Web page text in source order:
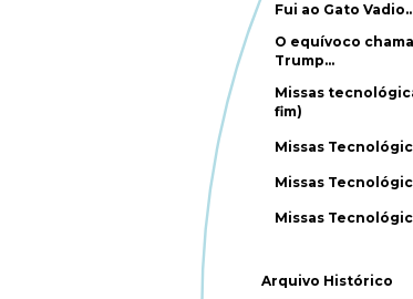
Fui ao Gato
O equívoco
Trump…
Missas
fim)
Missas
Missas
Missas
Arquivo Histórico